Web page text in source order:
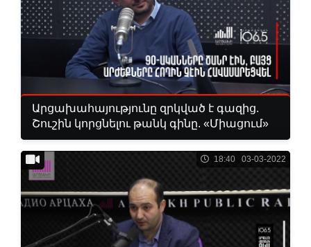
Արցախահայությունը զրկված է գազից.
Շուշին կորցնելու թանկ գինը. «Միացում»
18:40 03-03-2022